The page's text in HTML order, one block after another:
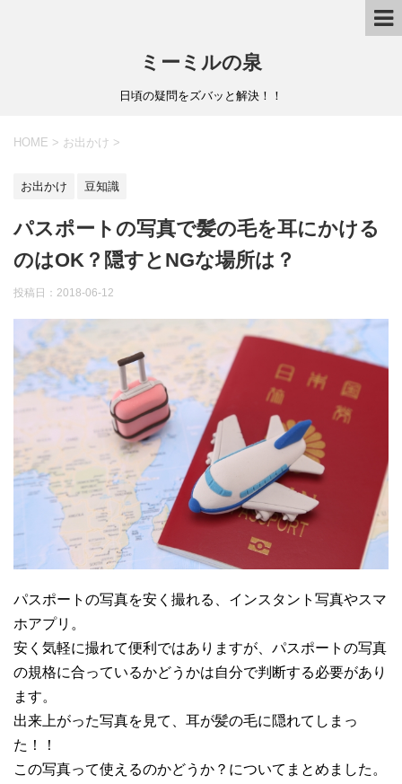
ミーミルの泉
日頃の疑問をズバッと解決！！
HOME > お出かけ >
お出かけ 豆知識
パスポートの写真で髪の毛を耳にかける
のはOK？隠すとNGな場所は？
投稿日： 2018-06-12
パスポートの写真を安く撮れる、インスタント写真やスマ
ホアプリ。
安く気軽に撮れて便利ではありますが、パスポートの写真
の規格に合っているかどうかは自分で判断する必要があり
ます。
出来上がった写真を見て、耳が髪の毛に隠れてしまっ
た！！
この写真って使えるのかどうか？についてまとめました。